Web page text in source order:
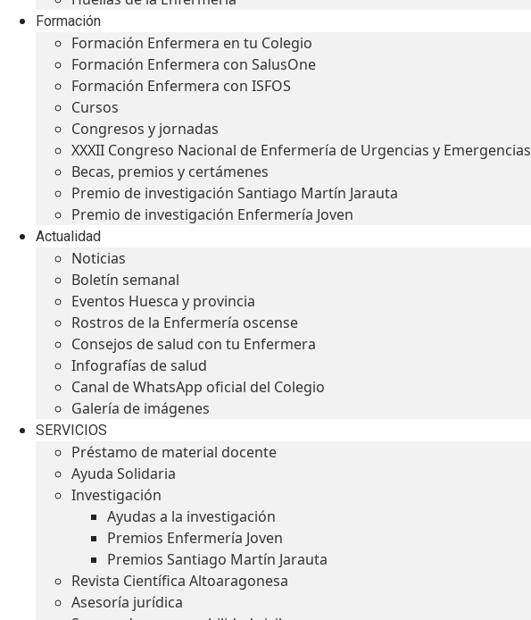
Formación
Formación Enfermera en tu Colegio
Formación Enfermera con SalusOne
Formación Enfermera con ISFOS
Cursos
Congresos y jornadas
XXXII Congreso Nacional de Enfermería de Urgencias y Emergencias
Becas, premios y certámenes
Premio de investigación Santiago Martín Jarauta
Premio de investigación Enfermería Joven
Actualidad
Noticias
Boletín semanal
Eventos Huesca y provincia
Rostros de la Enfermería oscense
Consejos de salud con tu Enfermera
Infografías de salud
Canal de WhatsApp oficial del Colegio
Galería de imágenes
SERVICIOS
Préstamo de material docente
Ayuda Solidaria
Investigación
Ayudas a la investigación
Premios Enfermería Joven
Premios Santiago Martín Jarauta
Revista Científica Altoaragonesa
Asesoría jurídica